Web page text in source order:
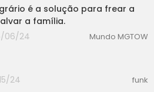
é a solução para frear a
a família.
06/24
Mundo MGTOW
24
funk